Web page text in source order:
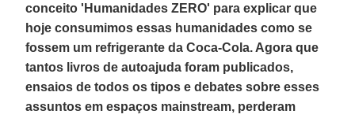
conceito 'Humanidades ZERO' para explicar que
hoje consumimos essas humanidades como se
fossem um refrigerante da Coca-Cola. Agora que
tantos livros de autoajuda foram publicados,
ensaios de todos os tipos e debates sobre esses
assuntos em espaços mainstream, perderam